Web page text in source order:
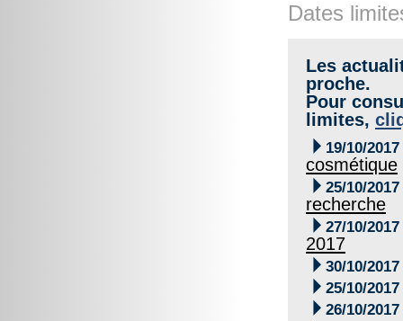
Dates
Les
proche.
Pour
limites,
 19/10/2017
cosmétique
 25/10/2017
recherche
 27/10/2017
2017
 30/10/2017
 25/10/2017
 26/10/2017